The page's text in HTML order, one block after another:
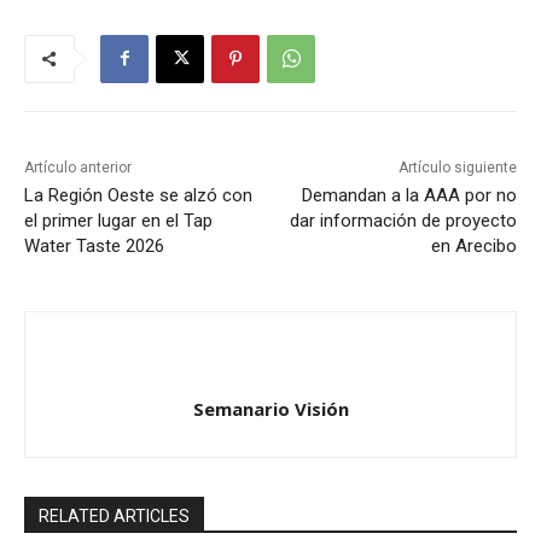
Artículo anterior
La Región Oeste se alzó con
el primer lugar en el Tap
Water Taste 2026
Artículo siguiente
Demandan a la AAA por no
dar información de proyecto
en Arecibo
Semanario Visión
RELATED ARTICLES